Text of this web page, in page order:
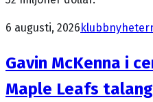
6 augusti, 2026 klubbnyheter
Gavin McKenna i
Maple Leafs